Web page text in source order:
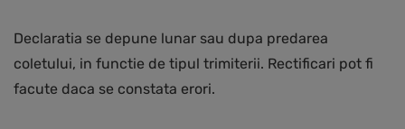
Declaratia se depune lunar sau dupa predarea
coletului, in functie de tipul trimiterii. Rectificari pot fi
facute daca se constata erori.